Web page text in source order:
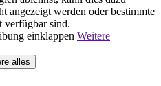
angezeigt werden oder bestimmte
verfügbar sind.
einklappen Weitere
alles